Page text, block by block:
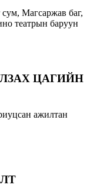
Магсаржав баг,
театрын баруун
ЦАГИЙН
ажилтан